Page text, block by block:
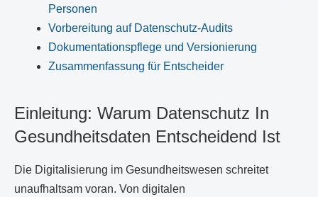
Personen
Vorbereitung auf Datenschutz-Audits
Dokumentationspflege und Versionierung
Zusammenfassung für Entscheider
Einleitung: Warum Datenschutz In
Gesundheitsdaten Entscheidend Ist
Die Digitalisierung im Gesundheitswesen schreitet
unaufhaltsam voran. Von digitalen